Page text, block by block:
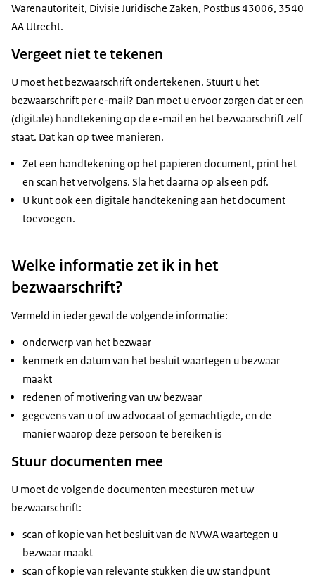
Warenautoriteit, Divisie Juridische Zaken, Postbus 43006, 3540
AA Utrecht.
Vergeet niet te tekenen
U moet het bezwaarschrift ondertekenen. Stuurt u het
bezwaarschrift per e-mail? Dan moet u ervoor zorgen dat er een
(digitale) handtekening op de e-mail en het bezwaarschrift zelf
staat. Dat kan op twee manieren.
Zet een handtekening op het papieren document, print het
en scan het vervolgens. Sla het daarna op als een pdf.
U kunt ook een digitale handtekening aan het document
toevoegen.
Welke informatie zet ik in het
bezwaarschrift?
Vermeld in ieder geval de volgende informatie:
onderwerp van het bezwaar
kenmerk en datum van het besluit waartegen u bezwaar
maakt
redenen of motivering van uw bezwaar
gegevens van u of uw advocaat of gemachtigde, en de
manier waarop deze persoon te bereiken is
Stuur documenten mee
U moet de volgende documenten meesturen met uw
bezwaarschrift:
scan of kopie van het besluit van de NVWA waartegen u
bezwaar maakt
scan of kopie van relevante stukken die uw standpunt